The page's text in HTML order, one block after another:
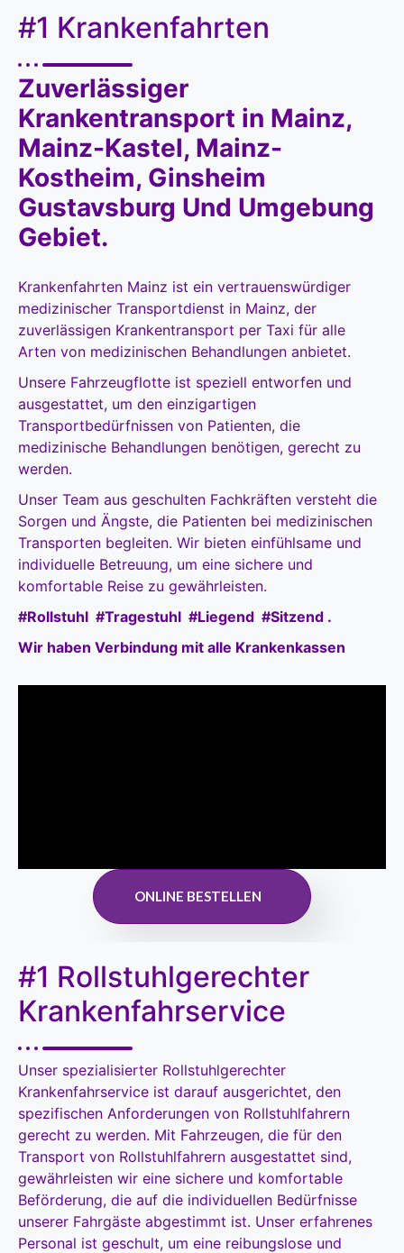
#1 Krankenfahrten
Zuverlässiger
Krankentransport in Mainz,
Mainz-Kastel, Mainz-
Kostheim, Ginsheim
Gustavsburg Und Umgebung
Gebiet.
Krankenfahrten Mainz ist ein vertrauenswürdiger
medizinischer Transportdienst in Mainz, der
zuverlässigen Krankentransport per Taxi für alle
Arten von medizinischen Behandlungen anbietet.
Unsere Fahrzeugflotte ist speziell entworfen und
ausgestattet, um den einzigartigen
Transportbedürfnissen von Patienten, die
medizinische Behandlungen benötigen, gerecht zu
werden.
Unser Team aus geschulten Fachkräften versteht die
Sorgen und Ängste, die Patienten bei medizinischen
Transporten begleiten. Wir bieten einfühlsame und
individuelle Betreuung, um eine sichere und
komfortable Reise zu gewährleisten.
#Rollstuhl #Tragestuhl #Liegend #Sitzend .
Wir haben Verbindung mit alle Krankenkassen
ONLINE BESTELLEN
#1 Rollstuhlgerechter
Krankenfahrservice
Unser spezialisierter Rollstuhlgerechter
Krankenfahrservice ist darauf ausgerichtet, den
spezifischen Anforderungen von Rollstuhlfahrern
gerecht zu werden. Mit Fahrzeugen, die für den
Transport von Rollstuhlfahrern ausgestattet sind,
gewährleisten wir eine sichere und komfortable
Beförderung, die auf die individuellen Bedürfnisse
unserer Fahrgäste abgestimmt ist. Unser erfahrenes
Personal ist geschult, um eine reibungslose und